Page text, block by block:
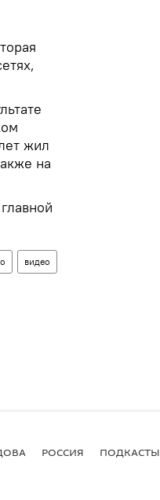
жил
на
видео
РОССИЯ ПОДКАСТЫ